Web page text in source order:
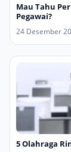
Mau Tahu
Pegawai?
24 Desember
5 Olahraga